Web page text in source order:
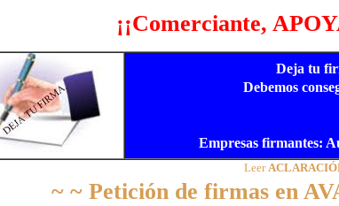
¡¡Comerciante,
Deja tu
Debemos
Empresas firmantes:
Leer
~ ~ Petición de firmas en